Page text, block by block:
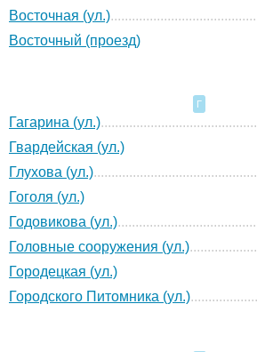
Восточная (ул.)
Восточный (проезд)
Г
Гагарина (ул.)
Гвардейская (ул.)
Глухова (ул.)
Гоголя (ул.)
Годовикова (ул.)
Головные сооружения (ул.)
Городецкая (ул.)
Городского Питомника (ул.)